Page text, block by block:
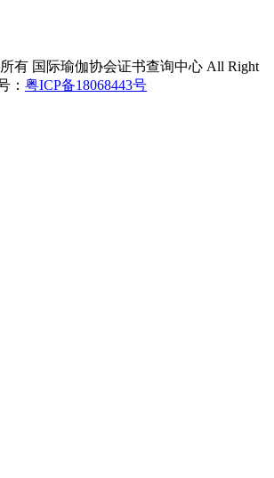
有 国际瑜伽协会证书查询中心 All Right
： 粤ICP备18068443号